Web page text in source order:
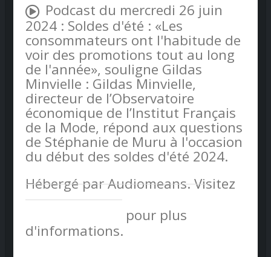
Podcast du mercredi 26 juin
2024 : Soldes d'été : «Les
consommateurs ont l'habitude de
voir des promotions tout au long
de l'année», souligne Gildas
Minvielle : Gildas Minvielle,
directeur de l’Observatoire
économique de l’Institut Français
de la Mode, répond aux questions
de Stéphanie de Muru à l'occasion
du début des soldes d'été 2024.
Hébergé par Audiomeans. Visitez
audiomeans.fr/politique-de-
pour plus
d'informations.